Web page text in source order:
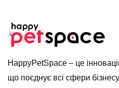
HappyPetSpace – це
що поєднує всі сфери